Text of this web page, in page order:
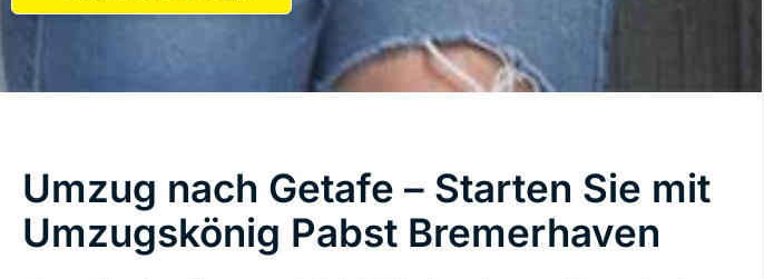
Umzug nach Getafe – Starten Sie mit
Umzugskönig Pabst Bremerhaven